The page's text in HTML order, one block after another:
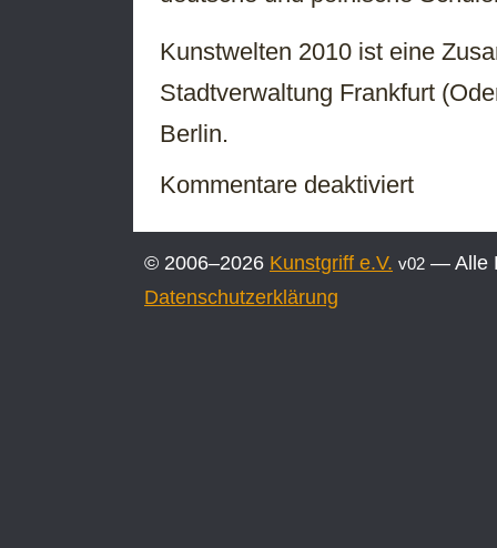
Kunstwelten 2010 ist eine
Stadtverwaltung Frankfurt
Berlin.
Kommentare deaktiviertKunstwelten
08.09.2010
© 2006–2026 Kunstgriff e.V. v02 — Alle
Datenschutzerklärung